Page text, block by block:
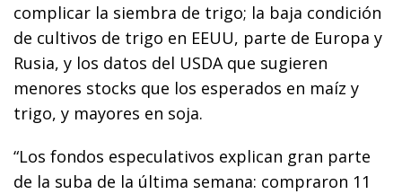
complicar la siembra de trigo; la baja condición
de cultivos de trigo en EEUU, parte de Europa y
Rusia, y los datos del USDA que sugieren
menores stocks que los esperados en maíz y
trigo, y mayores en soja.
“Los fondos especulativos explican gran parte
de la suba de la última semana: compraron 11